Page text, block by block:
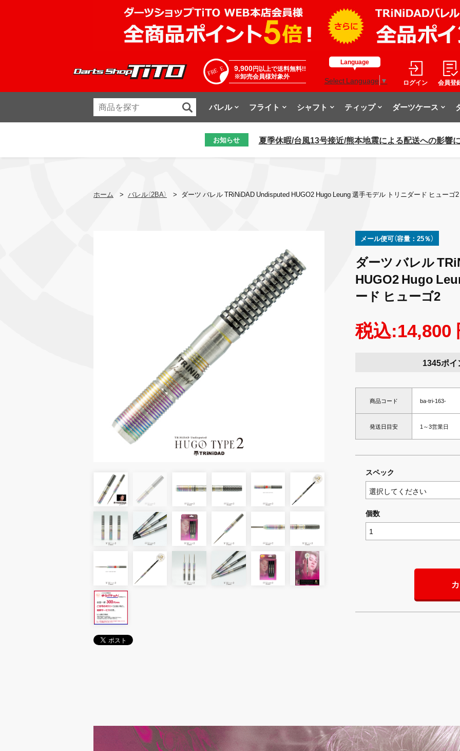
9,900円以上で送料無料!!
※卸売会員様対象外
Language
Select Language ▼ ログイン 会員登
バレル フライト シャフト ティップ ダーツケース
お知らせ 夏季休暇/台風13号接近/熊本地震による配送への影響
ホーム > バレル（2BA） > ダーツ バレル TRiNiDAD Undisputed HUGO2 Hugo Leung 選手モデル トリニダード ヒューゴ2
メール便可（容量：25％）
ダーツ バレル
HUGO2 Hugo
ード ヒューゴ2
税込:14,800
1345ポイ
商品コード ba-tri-163-
発送日目安 1～3営業日
スペック
個数